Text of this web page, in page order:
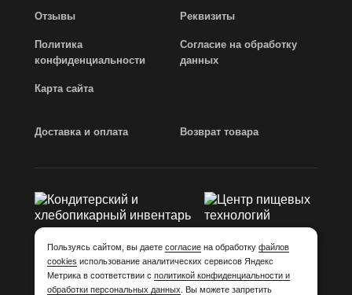
Отзывы Реквизиты
Политика
конфиденциальности
Согласие на обработку
данных
Карта сайта
Доставка и оплата Возврат товара
2013 - 2026 © Invi-shop.ru
Кондитерский инвентарь, пекарский инвентарь, интернет-
Пользуясь сайтом, вы даете согласие на обработку файлов
cookies использование аналитических сервисов Яндекс
Метрика в соответствии с политикой конфиденциальности и
обработки персональных данных . Вы можете запретить